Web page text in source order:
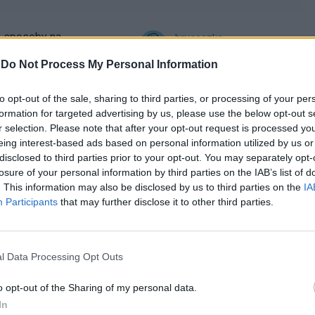
Do Not Process My Personal Information
opt-out of the sale, sharing to third parties, or processing of your
for targeted advertising by us, please use the below opt-out
selection. Please note that after your opt-out request is processed
interest-based ads based on personal information utilized by us
to third parties prior to your opt-out. You may separately
of your personal information by third parties on the IAB’s list of
This information may also be disclosed by us to third parties on the
Participants that may further disclose it to other third parties.
Data Processing Opt Outs
opt-out of the Sharing of my personal data.
sposoby na
bruceczka
Ola8926
08-02-2017, 09:23
gość
03-08-2016, 14:06
z
gość